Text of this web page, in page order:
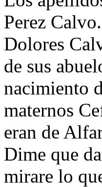
Perez
Dolores
de sus
nacimiento
maternos
eran de
Dime que
mirare lo